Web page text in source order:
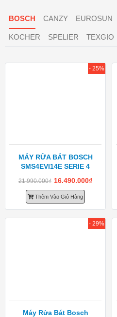
BOSCH CANZY EUROSUN
KOCHER SPELIER TEXGIO
MÁY RỬA BÁT BOSCH
SMS4EVI14E SERIE 4
21.990.000₫ 16.490.000₫
Thêm Vào Giỏ Hàng
- 25%
Máy Rửa Bát Bosch
- 29%